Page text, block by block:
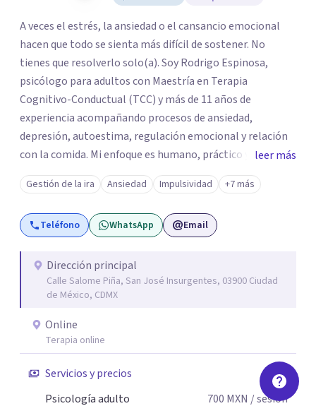
A veces el estrés, la ansiedad o el cansancio emocional
hacen que todo se sienta más difícil de sostener. No
tienes que resolverlo solo(a). Soy Rodrigo Espinosa,
psicólogo para adultos con Maestría en Terapia
Cognitivo-Conductual (TCC) y más de 11 años de
experiencia acompañando procesos de ansiedad,
depresión, autoestima, regulación emocional y relación
con la comida. Mi enfoque es humano, práctico y sin
tecnicismos: ayudarte a entender qué te pasa y encontrar
herramientas reales que puedas aplicar desde las
primeras sesiones. Brindo terapia psicológica presencial
en Ciudad de México y online para adultos en todo México,
ritmo. A veces, recuperar el equilibrio no significa tener
todas las respuestas, sino encontrar un espacio seguro
para comprender lo que sentimos y volver a nosotros
mismos. Si buscas apoyo profesional para ansiedad,
bienestar emocional o dificultades personales, será un
gusto acompañarte en este proceso.
leer más
Gestión de la ira Ansiedad Impulsividad +7 más
Teléfono WhatsApp Email
Dirección principal
Calle Salome Piña, San José Insurgentes, 03900 Ciudad
de México, CDMX
Online
Terapia online
Servicios y precios
Psicología adulto
700 MXN / sesión